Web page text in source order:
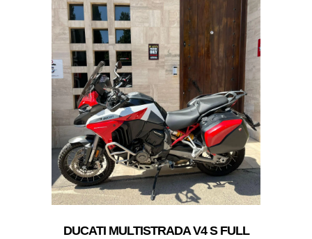
DUCATI MULTISTRADA V4 S FULL